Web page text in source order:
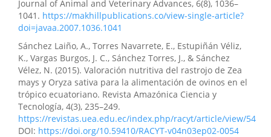
Journal of Animal and Veterinary Advances, 6(8), 1036–
1041. https://makhillpublications.co/view-single-article?
doi=javaa.2007.1036.1041
Sánchez Laiño, A., Torres Navarrete, E., Estupiñán Véliz,
K., Vargas Burgos, J. C., Sánchez Torres, J., & Sánchez
Vélez, N. (2015). Valoración nutritiva del rastrojo de Zea
mays y Oryza sativa para la alimentación de ovinos en el
trópico ecuatoriano. Revista Amazónica Ciencia y
Tecnología, 4(3), 235–249.
https://revistas.uea.edu.ec/index.php/racyt/article/view/54
DOI: https://doi.org/10.59410/RACYT-v04n03ep02-0054